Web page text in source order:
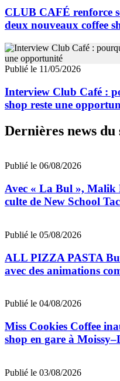
CLUB CAFÉ renforce
deux nouveaux coffee
Publié le 11/05/2026
Interview Club Café :
shop reste une
Dernières news du
Publié le 06/08/2026
Avec « La Bul », Malik
culte de New School
Publié le 05/08/2026
ALL PIZZA PASTA
avec des animations
Publié le 04/08/2026
Miss Cookies Coffee
shop en gare à
Publié le 03/08/2026